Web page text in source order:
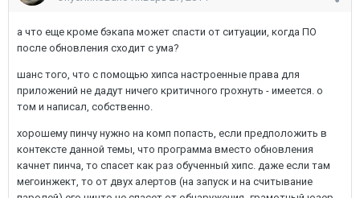
а что еще кроме бэкапа может спасти от ситуации, когда ПО
после обновления сходит с ума?
шанс того, что с помощью хипса настроенные права для
приложений не дадут ничего критичного грохнуть - имеется. о
том и написал, собственно.
хорошему пинчу нужно на комп попасть, если предположить в
контексте данной темы, что программа вместо обновления
качнет пинча, то спасет как раз обученный хипс. даже если там
мегоинжект, то от двух алертов (на запуск и на считывание